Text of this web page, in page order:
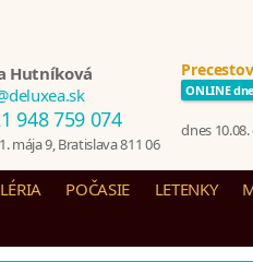
Hutníková
948 759 074
mája 9, Bratislava 811 06
ONLINE
dnes
POČASIE LETENKY